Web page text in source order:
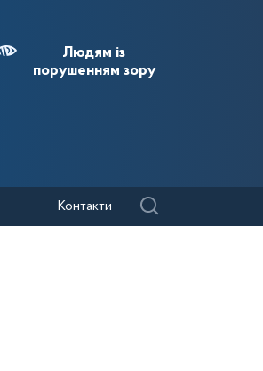
Людям із
порушенням зору
Контакти